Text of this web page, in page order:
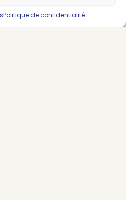
Politique de confidentialité